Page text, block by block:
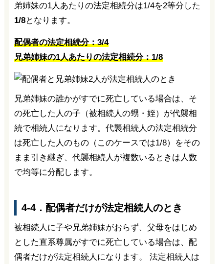
弟姉妹の1人あたりの法定相続分は1/4を2等分した
1/8となります。
配偶者の法定相続分：3/4
兄弟姉妹の1人あたりの法定相続分：1/8
兄弟姉妹の誰かがすでに死亡している場合は、そ
の死亡した人の子（被相続人の甥・姪）が代襲相
続で相続人になります。代襲相続人の法定相続分
は死亡した人のもの（このケースでは1/8）をその
まま引き継ぎ、代襲相続人が複数いるときは人数
で均等に分配します。
4-4．配偶者だけが法定相続人のとき
被相続人に子や兄弟姉妹がおらず、父母をはじめ
とした直系尊属がすでに死亡している場合は、配
偶者だけが法定相続人になります。 法定相続人は